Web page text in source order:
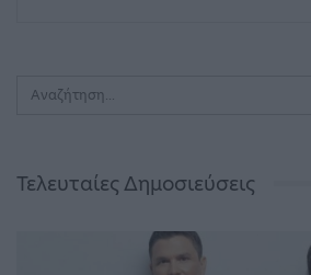
Τελευταίες Δημοσιεύσεις